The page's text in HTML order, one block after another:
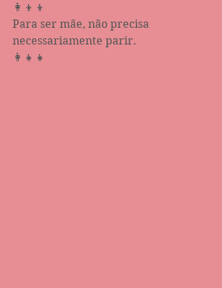
👩‍👦‍👦
Para ser mãe, não precisa
necessariamente parir.
👩‍👧‍👧